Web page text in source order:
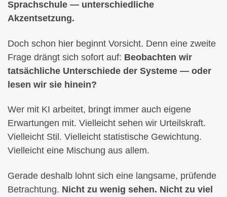
Sprachschule — unterschiedliche
Akzentsetzung.
Doch schon hier beginnt Vorsicht. Denn eine zweite
Frage drängt sich sofort auf: Beobachten wir
tatsächliche Unterschiede der Systeme — oder
lesen wir sie hinein?
Wer mit KI arbeitet, bringt immer auch eigene
Erwartungen mit. Vielleicht sehen wir Urteilskraft.
Vielleicht Stil. Vielleicht statistische Gewichtung.
Vielleicht eine Mischung aus allem.
Gerade deshalb lohnt sich eine langsame, prüfende
Betrachtung. Nicht zu wenig sehen. Nicht zu viel